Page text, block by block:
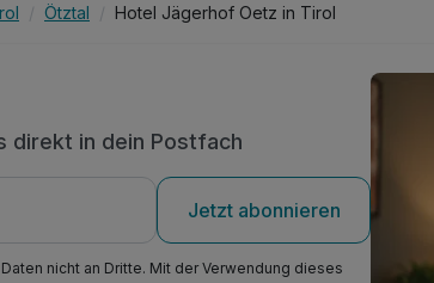
Ötztal Hotel Jägerhof Oetz in Tirol
direkt in dein Postfach
Jetzt abonnieren
nicht an Dritte. Mit der Verwendung dieses